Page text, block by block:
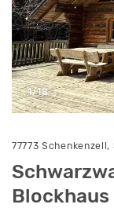
1/18
77773
Blockhaus